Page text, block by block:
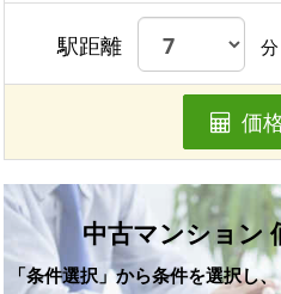
駅距離 分
価
中古マンション
「条件選択」から条件を選択し